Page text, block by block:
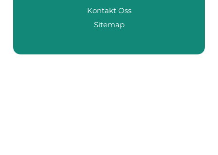
Kontakt Oss
Sitemap